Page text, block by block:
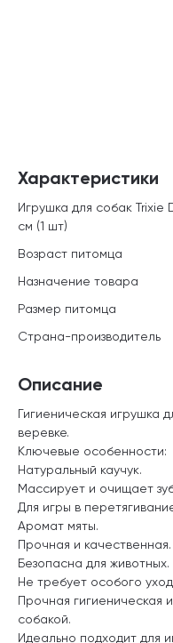
Описание
Гигиеническая игрушка
веревке.
Ключевые особенности:
Натуральный каучук.
Массирует и очищает
Для игры в
Аромат мяты.
Прочная и качественная.
Безопасна для животных.
Не требует особого
Прочная гигиеническая
собакой.
Идеально подходит для
Характеристики
Игрушка для собак
см (1 шт)
Возраст питомца
Назначение товара
Размер питомца
Страна-производитель